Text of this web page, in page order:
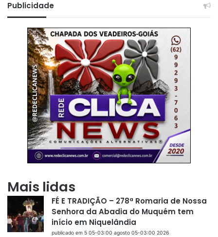
Publicidade
Mais lidas
FÉ E TRADIÇÃO – 278ª Romaria de Nossa
Senhora da Abadia do Muquém tem
início em Niquelândia
publicado em 5 05-03:00 agosto 05-03:00 2026